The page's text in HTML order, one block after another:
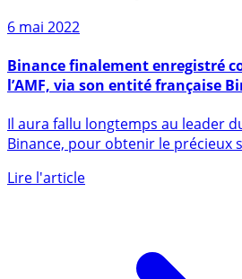
Sur le même sujet
6 mai 2022
l’AMF, via son entité française
Binance, pour obtenir le précieux